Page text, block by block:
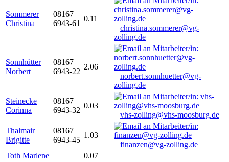
Sommerer
Christina
08167
6943-61
0.11
christina.sommerer@vg-
zolling.de
Sonnhütter
Norbert
08167
6943-22
2.06
norbert.sonnhuetter@vg-
zolling.de
Steinecke
Corinna
08167
6943-32
0.03
vhs-zolling@vhs-moosburg.de
Thalmair
Brigitte
08167
6943-45
1.03
finanzen@vg-zolling.de
Toth Marlene
0.07